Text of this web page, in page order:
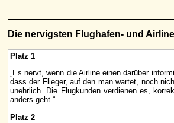
Die nervigsten Flughafen- und
Platz 1
„Es nervt, wenn die Airline einen darüber
dass der Flieger, auf den man wartet, noch
unehrlich. Die Flugkunden verdienen es,
anders geht.“
Platz 2